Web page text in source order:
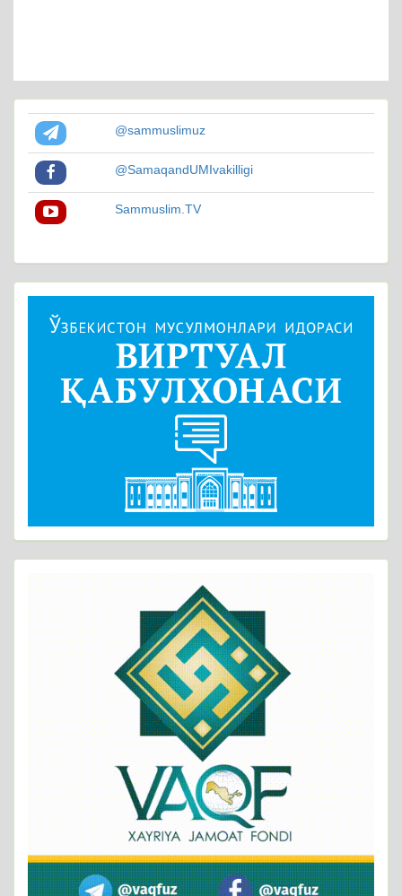
@sammuslimuz
@SamaqandUMIvakilligi
Sammuslim.TV